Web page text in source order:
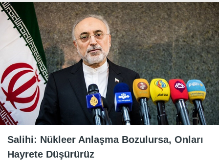
Salihi: Nükleer Anlaşma Bozulursa, Onları
Hayrete Düşürürüz